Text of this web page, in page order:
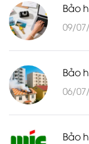
Bảo
09/
Bảo
06/
Bảo